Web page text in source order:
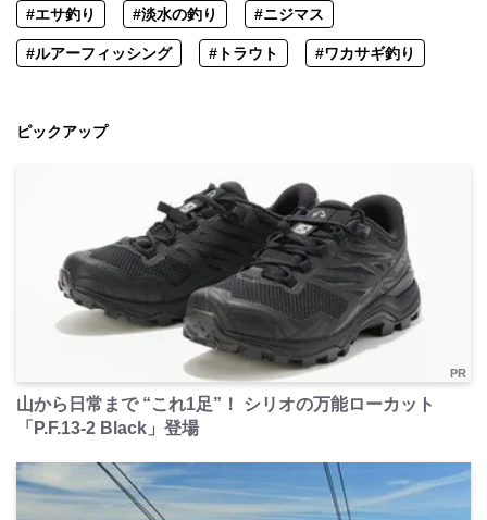
#エサ釣り #淡水の釣り #ニジマス
#ルアーフィッシング #トラウト #ワカサギ釣り
ピックアップ
PR
山から日常まで “これ1足”！ シリオの万能ローカット
「P.F.13-2 Black」登場